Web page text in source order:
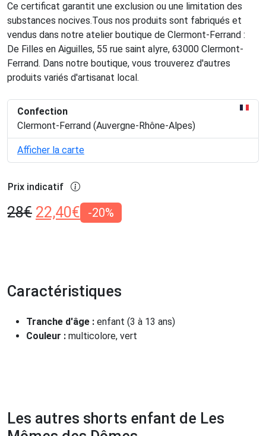
Ce certificat garantit une exclusion ou une limitation des
substances nocives.Tous nos produits sont fabriqués et
vendus dans notre atelier boutique de Clermont-Ferrand :
De Filles en Aiguilles, 55 rue saint alyre, 63000 Clermont-
Ferrand. Dans notre boutique, vous trouverez d'autres
produits variés d'artisanat local.
Confection
Clermont-Ferrand (Auvergne-Rhône-Alpes)
Afficher la carte
Prix indicatif
28€ 22,40€ -20%
Caractéristiques
Tranche d'âge : enfant (3 à 13 ans)
Couleur : multicolore, vert
Les autres shorts enfant de Les